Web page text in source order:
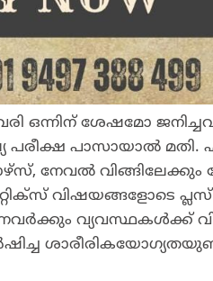
ഒന്നിന് ശേഷമോ
പാസായാൽ മതി.
നേവൽ വിങ്ങിലേക്കും
വിഷയങ്ങളോടെ
വ്യവസ്ഥകൾക്ക്